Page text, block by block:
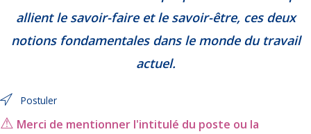
allient le savoir-faire et le savoir-être, ces deux
notions fondamentales dans le monde du travail
actuel.
Postuler
⚠ Merci de mentionner l'intitulé du poste ou la